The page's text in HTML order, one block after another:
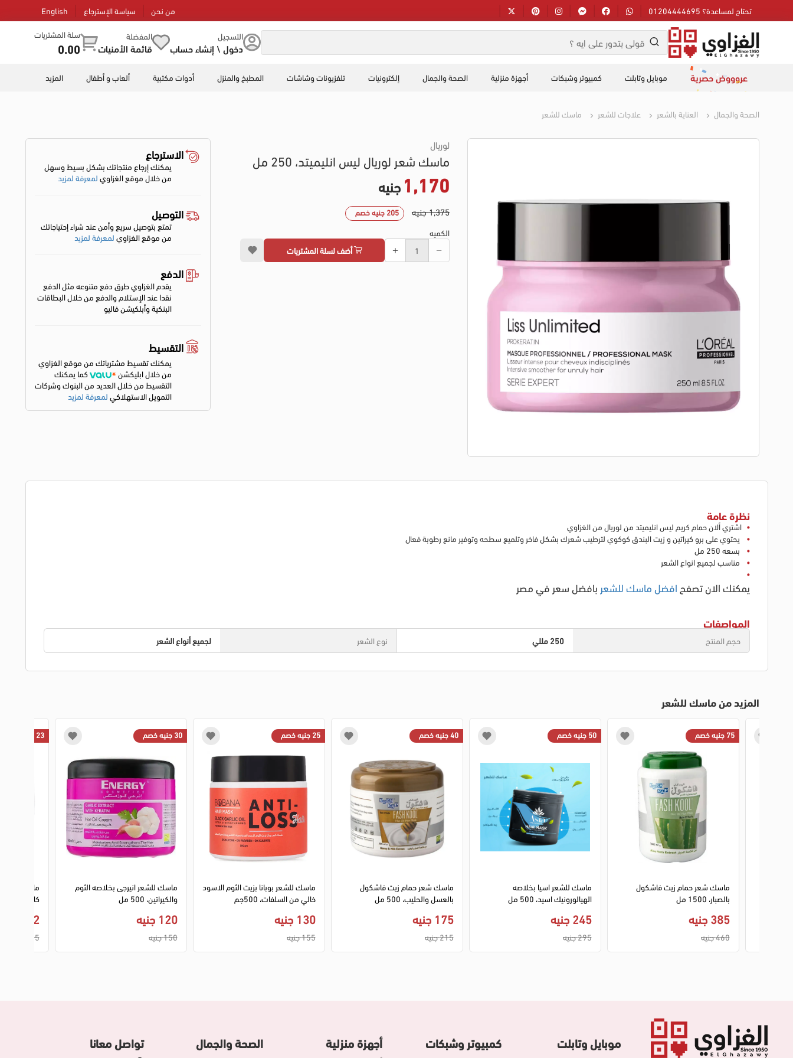
تحتاج لمساعدة؟ 01204444695 من نحن سياسة الإسترجاع English
التسجيل
دخول \ إنشاء حساب
المفضلة
قائمة الأمنيات
سلة المشتريات
0.00
عروووض حصرية موبايل وتابلت كمبيوتر وشبكات أجهزة منزلية الصحة والجمال إلكترونيات تلفزيونات وشاشات المطبخ والمنزل أدوات مكتبية ألعاب و أطفال المزيد
الصحة والجمال العناية بالشعر علاجات للشعر ماسك للشعر
لوريال
ماسك شعر لوريال ليس انليميتد، 250 مل
1,170 جنيه
1,375 جنيه 205 جنيه خصم
الكميه
أضف لسلة المشتريات
الاسترجاع
يمكنك إرجاع منتجاتك بشكل بسيط وسهل
من خلال موقع الغزاويلمعرفة لمزيد
التوصيل
تمتع بتوصيل سريع وأمن عند شراء إحتياجاتك
من موقع الغزاويلمعرفة لمزيد
الدفع
يقدم الغزاوي طرق دفع متنوعه مثل الدفع
نقدا عند الإستلام والدفع من خلال البطاقات
البنكية وأبلكيشن فاليو
التقسيط
يمكنك تقسيط مشترياتك من موقع الغزاوي
من خلال ابليكشن
كما يمكنك
التقسيط من خلال العديد من البنوك وشركات
التمويل الاستهلاكيلمعرفة لمزيد
نظرة عامة
اشتري ألان حمام كريم ليس انليميتد من لوريال من الغزاوي
يحتوي على برو كيراتين و زيت البندق كوكوي لترطيب شعرك بشكل فاخر وتلميع سطحه وتوفير مانع رطوبة فعال
بسعه 250 مل
مناسب لجميع انواع الشعر
يمكنك الان تصفح افضل ماسك للشعر بافضل سعر في مصر
المواصفات
حجم المنتج 250 مللي نوع الشعر لجميع أنواع الشعر
المزيد من ماسك للشعر
23 جنيه خصم
ماسك الشعر
كاندى، 400 مل
92 جنيه
115 جنيه
30 جنيه خصم
ماسك للشعر انيرجى بخلاصه الثوم
والكيراتين، 500 مل
120 جنيه
150 جنيه
25 جنيه خصم
ماسك للشعر بوبانا بزيت الثوم الاسود
خالي من السلفات، 500جم
130 جنيه
155 جنيه
40 جنيه خصم
ماسك شعر حمام زيت فاشكول
بالعسل والحليب، 500 مل
175 جنيه
215 جنيه
50 جنيه خصم
ماسك للشعر اسيا بخلاصه
الهيالورونيك اسيد، 500 مل
245 جنيه
295 جنيه
75 جنيه خصم
ماسك شعر حمام زيت فاشكول
بالصبار، 1500 مل
385 جنيه
460 جنيه
موبايل وتابلت كمبيوتر وشبكات أجهزة منزلية الصحة والجمال تواصل معانا